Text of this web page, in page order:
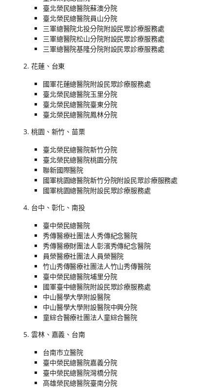
臺北榮民總醫院蘇澳分院
臺北榮民總醫院員山分院
三軍總醫院北投分院附設民眾診療服務處
三軍總醫院松山分院附設民眾診療服務處
三軍總醫院基隆分院附設民眾診療服務處
花蓮、台東
國軍花蓮總醫院附設民眾診療服務處
臺北榮民總醫院玉里分院
臺北榮民總醫院臺東分院
臺北榮民總醫院鳳林分院
桃園、新竹、苗栗
臺北榮民總醫院新竹分院
臺北榮民總醫院桃園分院
聯新國際醫院
國軍桃園總醫院新竹分院附設民眾診療服務處
國軍桃園總醫院附設民眾診療服務處
台中、彰化、南投
臺中榮民總醫院
秀傳醫療社團法人秀傳紀念醫院
秀傳醫療財團法人彰濱秀傳紀念醫院
員榮醫療社團法人員榮醫院
竹山秀傳醫療社團法人竹山秀傳醫院
臺中榮民總醫院埔里分院
國軍臺中總醫院附設民眾診療服務處
中山醫學大學附設醫院
中山醫學大學附設醫院中興分院
童綜合醫療社團法人童綜合醫院
雲林、嘉義、台南
台南市立醫院
臺中榮民總醫院嘉義分院
臺中榮民總醫院灣橋分院
高雄榮民總醫院臺南分院